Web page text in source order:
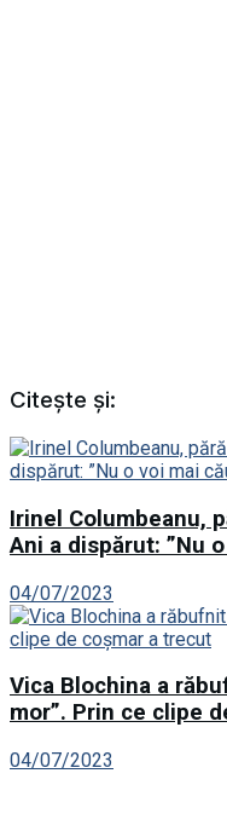
Citește și:
Irinel Columbeanu,
Ani a dispărut: ”Nu
04/07/2023
Vica Blochina a
mor”. Prin ce clipe
04/07/2023